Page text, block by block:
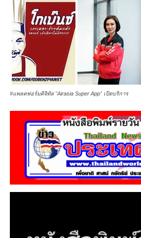
#แพลตฟอร์มดิจิทัล "Airasia Super App" เปิดบริการ